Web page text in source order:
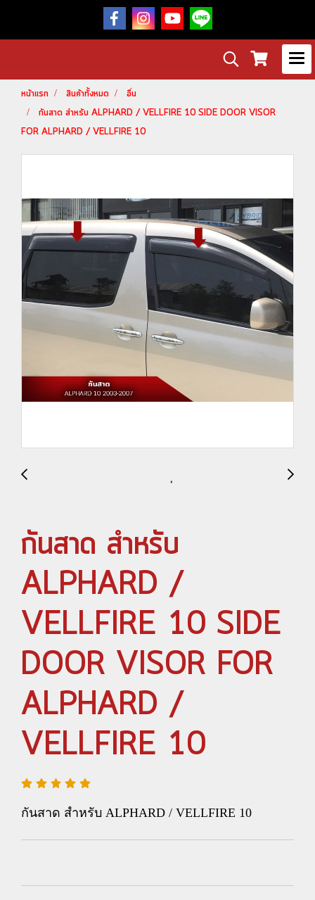
หน้าแรก สินค้าทั้งหมด
อื่น
กันสาด สำหรับ ALPHARD / VELLFIRE 10 SIDE DOOR VISOR
FOR ALPHARD / VELLFIRE 10
กันสาด สำหรับ
ALPHARD /
VELLFIRE 10 SIDE
DOOR VISOR FOR
ALPHARD /
VELLFIRE 10
กันสาด สำหรับ ALPHARD / VELLFIRE 10